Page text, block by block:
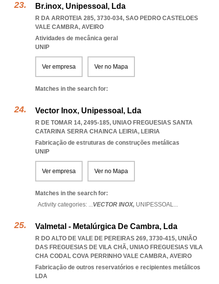
Br.inox, Unipessoal, Lda
R DA ARROTEIA 285, 3730-034, SAO PEDRO CASTELOES
VALE CAMBRA, AVEIRO
Atividades de mecânica geral
UNIP
Ver empresa Ver no Mapa
Matches in the search for:
Vector Inox, Unipessoal, Lda
R DE TOMAR 14, 2495-185, UNIAO FREGUESIAS SANTA
CATARINA SERRA CHAINCA LEIRIA, LEIRIA
Fabricação de estruturas de construções metálicas
UNIP
Ver empresa Ver no Mapa
Matches in the search for:
Activity categories: ...VECTOR INOX, UNIPESSOAL...
Valmetal - Metalúrgica De Cambra, Lda
R DO ALTO DE VALE DE PEREIRAS 269, 3730-415, UNIÃO
DAS FREGUESIAS DE VILA CHÃ, UNIAO FREGUESIAS VILA
CHA CODAL COVA PERRINHO VALE CAMBRA, AVEIRO
Fabricação de outros reservatórios e recipientes metálicos
LDA